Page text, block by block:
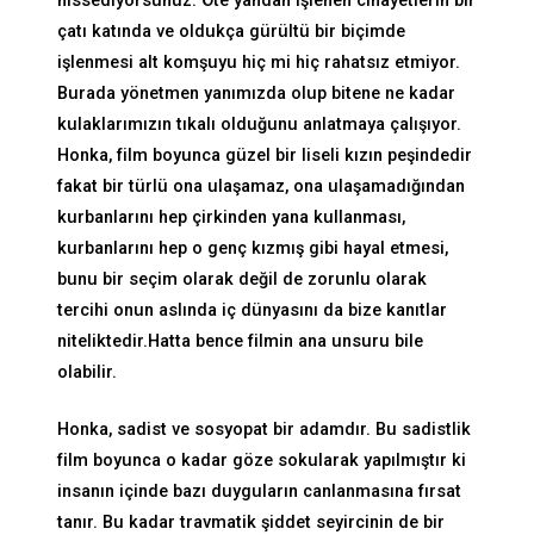
çatı katında ve oldukça gürültü bir biçimde
işlenmesi alt komşuyu hiç mi hiç rahatsız etmiyor.
Burada yönetmen yanımızda olup bitene ne kadar
kulaklarımızın tıkalı olduğunu anlatmaya çalışıyor.
Honka, film boyunca güzel bir liseli kızın peşindedir
fakat bir türlü ona ulaşamaz, ona ulaşamadığından
kurbanlarını hep çirkinden yana kullanması,
kurbanlarını hep o genç kızmış gibi hayal etmesi,
bunu bir seçim olarak değil de zorunlu olarak
tercihi onun aslında iç dünyasını da bize kanıtlar
niteliktedir.Hatta bence filmin ana unsuru bile
olabilir.
Honka, sadist ve sosyopat bir adamdır. Bu sadistlik
film boyunca o kadar göze sokularak yapılmıştır ki
insanın içinde bazı duyguların canlanmasına fırsat
tanır. Bu kadar travmatik şiddet seyircinin de bir